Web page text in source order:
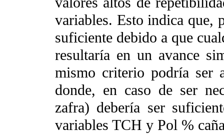
variables. Esto indica que,
suficiente debido a que
resultaría en un avance
mismo criterio podría ser
donde, en caso de ser
zafra) debería ser
variables TCH y Pol %